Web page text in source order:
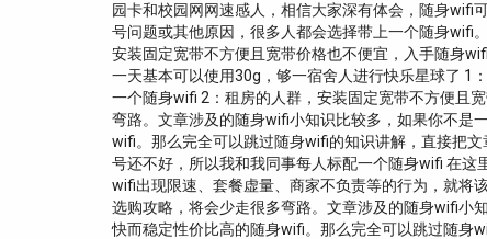
园卡和校园网网速感人，相信大家深有体会，随身wifi
号问题或其他原因，很多人都会选择带上一个随身wifi
安装固定宽带不方便且宽带价格也不便宜，入手随身
一天基本可以使用30g，够一宿舍人进行快乐星球了 1
一个随身wifi 2：租房的人群，安装固定宽带不方便且
弯路。文章涉及的随身wifi小知识比较多，如果你不是
wifi。那么完全可以跳过随身wifi的知识讲解，直接把
号还不好，所以我和我同事每人标配一个随身wifi 在
wifi出现限速、套餐虚量、商家不负责等的行为，就将
选购攻略，将会少走很多弯路。文章涉及的随身wifi小
快而稳定性价比高的随身wifi。那么完全可以跳过随身